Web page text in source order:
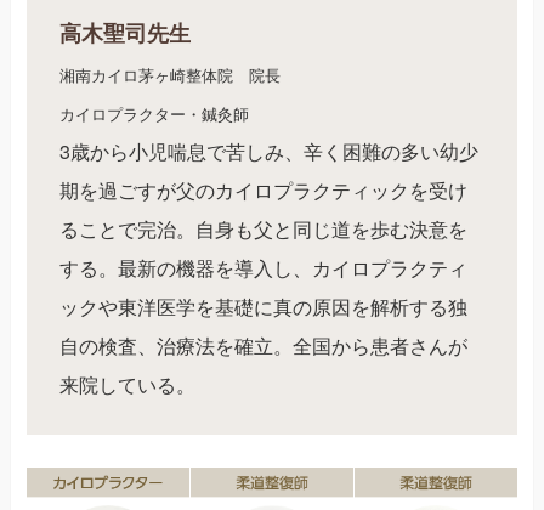
高木聖司先生
湘南カイロ茅ヶ崎整体院 院長
カイロプラクター・鍼灸師
3歳から小児喘息で苦しみ、辛く困難の多い幼少
期を過ごすが父のカイロプラクティックを受け
ることで完治。自身も父と同じ道を歩む決意を
する。最新の機器を導入し、カイロプラクティ
ックや東洋医学を基礎に真の原因を解析する独
自の検査、治療法を確立。全国から患者さんが
来院している。